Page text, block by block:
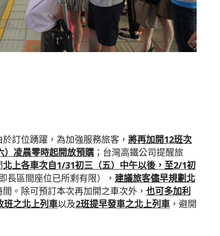
聞
訂位踴躍，為加強服務旅客， 將再加開12班次
）凌晨零時起開放預購 ；台灣高鐵公司提醒旅
北上各車次自1/31初三（五）中午以後，至2/1初
即長區間座位已所剩有限）， 建議旅客儘早規劃北
間。除可預訂本次再加開之車次外， 也可多加利
班之北上列車以及2班提早發車之北上列車 ，避開